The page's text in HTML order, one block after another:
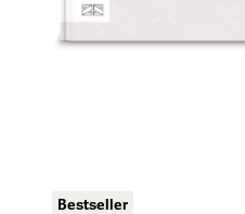
Bestseller